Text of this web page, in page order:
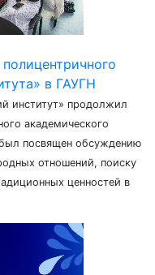
в ГАУГН
институт» продолжил
академического
посвящен обсуждению
отношений, поиску
ценностей в